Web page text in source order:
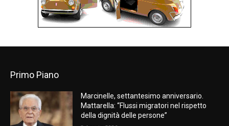
Primo Piano
Marcinelle, settantesimo anniversario.
Mattarella: “Flussi migratori nel rispetto
della dignità delle persone”